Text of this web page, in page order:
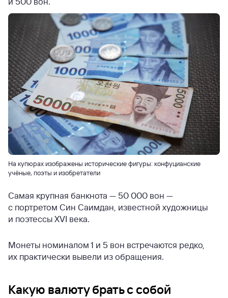
На купюрах изображены исторические фигуры: конфуцианские
учёные, поэты и изобретатели
Самая крупная банкнота — 50 000 вон —
с портретом Син Саимдан, известной художницы
и поэтессы XVI века.
Монеты номиналом 1 и 5 вон встречаются редко,
их практически вывели из обращения.
Какую валюту брать с собой